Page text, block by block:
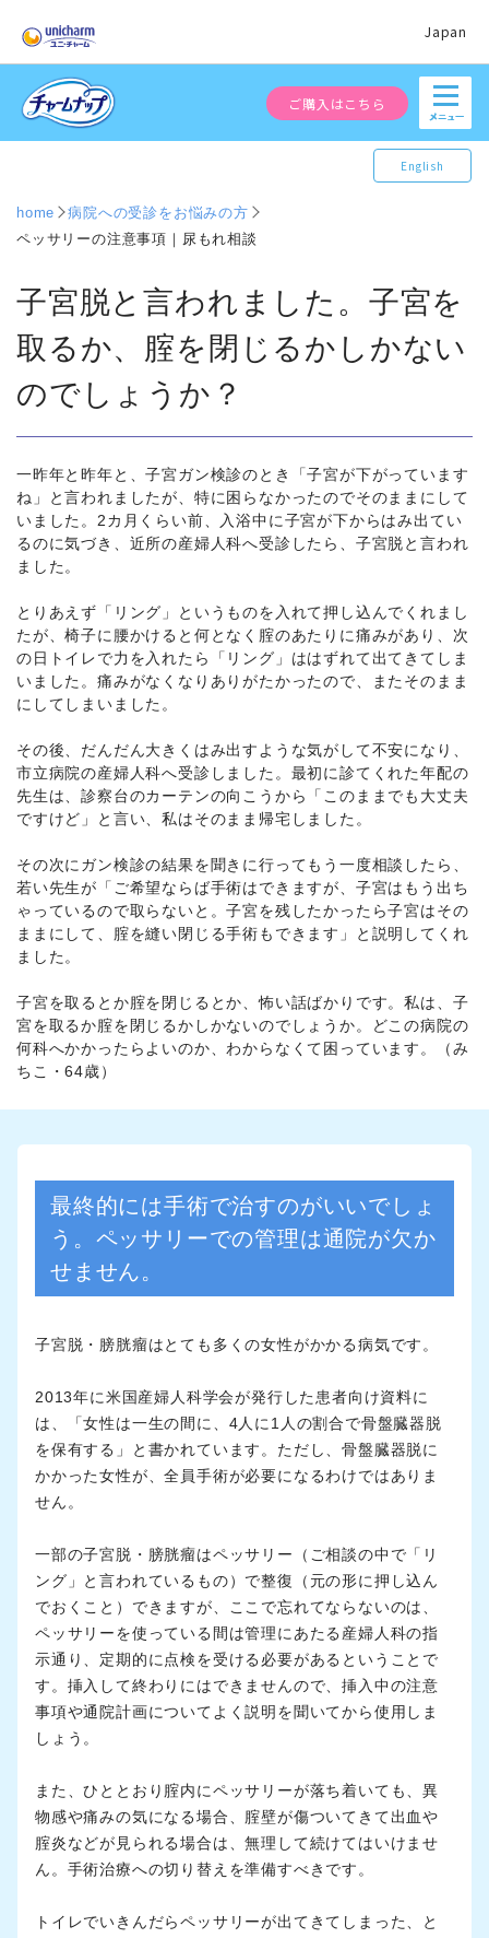
Japan
ご購入はこちら
English
home
病院への受診をお悩みの方
ペッサリーの注意事項｜尿もれ相談
子宮脱と言われました。子宮を
取るか、腟を閉じるかしかない
のでしょうか？
一昨年と昨年と、子宮ガン検診のとき「子宮が下がっています
ね」と言われましたが、特に困らなかったのでそのままにして
いました。2カ月くらい前、入浴中に子宮が下からはみ出てい
るのに気づき、近所の産婦人科へ受診したら、子宮脱と言われ
ました。
とりあえず「リング」というものを入れて押し込んでくれまし
たが、椅子に腰かけると何となく腟のあたりに痛みがあり、次
の日トイレで力を入れたら「リング」ははずれて出てきてしま
いました。痛みがなくなりありがたかったので、またそのまま
にしてしまいました。
その後、だんだん大きくはみ出すような気がして不安になり、
市立病院の産婦人科へ受診しました。最初に診てくれた年配の
先生は、診察台のカーテンの向こうから「このままでも大丈夫
ですけど」と言い、私はそのまま帰宅しました。
その次にガン検診の結果を聞きに行ってもう一度相談したら、
若い先生が「ご希望ならば手術はできますが、子宮はもう出ち
ゃっているので取らないと。子宮を残したかったら子宮はその
ままにして、腟を縫い閉じる手術もできます」と説明してくれ
ました。
子宮を取るとか腟を閉じるとか、怖い話ばかりです。私は、子
宮を取るか腟を閉じるかしかないのでしょうか。どこの病院の
何科へかかったらよいのか、わからなくて困っています。（み
ちこ・64歳）
最終的には手術で治すのがいいでしょ
う。ペッサリーでの管理は通院が欠か
せません。
子宮脱・膀胱瘤はとても多くの女性がかかる病気です。
2013年に米国産婦人科学会が発行した患者向け資料に
は、「女性は一生の間に、4人に1人の割合で骨盤臓器脱
を保有する」と書かれています。ただし、骨盤臓器脱に
かかった女性が、全員手術が必要になるわけではありま
せん。
一部の子宮脱・膀胱瘤はペッサリー（ご相談の中で「リ
ング」と言われているもの）で整復（元の形に押し込ん
でおくこと）できますが、ここで忘れてならないのは、
ペッサリーを使っている間は管理にあたる産婦人科の指
示通り、定期的に点検を受ける必要があるということで
す。挿入して終わりにはできませんので、挿入中の注意
事項や通院計画についてよく説明を聞いてから使用しま
しょう。
また、ひととおり腟内にペッサリーが落ち着いても、異
物感や痛みの気になる場合、腟壁が傷ついてきて出血や
腟炎などが見られる場合は、無理して続けてはいけませ
ん。手術治療への切り替えを準備すべきです。
トイレでいきんだらペッサリーが出てきてしまった、と